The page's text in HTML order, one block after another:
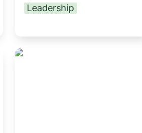
Leadership
Spannende Neuigkeiten in